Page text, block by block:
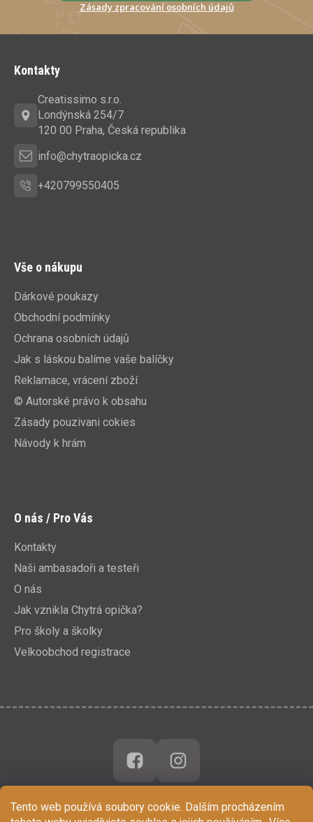
Tento web používá soubory cookie. Dalším procházením
Zásady zpracování osobních údajů
Kontakty
Creatissimo s.r.o.
Londýnská 254/7
120 00 Praha, Česká republika
info@chytraopicka.cz
+420799550405
Vše o nákupu
Dárkové poukazy
Obchodní podmínky
Ochrana osobních údajů
Jak s láskou balíme vaše balíčky
Reklamace, vrácení zboží
© Autorské právo k obsahu
Zásady pouzivani cokies
Návody k hrám
O nás / Pro Vás
Kontakty
Naši ambasadoři a testeři
O nás
Jak vznikla Chytrá opička?
Pro školy a školky
Velkoobchod registrace